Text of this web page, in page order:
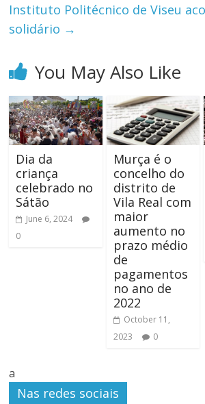
Instituto Politécnico de Viseu
solidário →
You May Also Like
Dia da
criança
celebrado no
Sátão
June 6, 2024
0
Murça é o
concelho do
distrito de
Vila Real com
maior
aumento no
prazo médio
de
pagamentos
no ano de
2022
October 11,
2023
0
a
Nas redes sociais